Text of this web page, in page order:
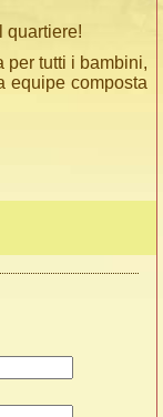
quartiere!
per tutti i bambini,
equipe composta